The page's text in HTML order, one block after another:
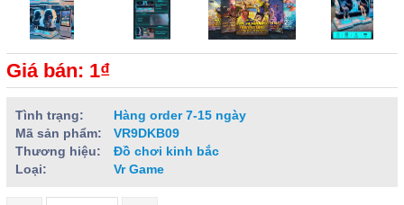
Giá bán: 1₫
Tình trạng:
Hàng order 7-15 ngày
Mã sản phẩm:
VR9DKB09
Thương hiệu:
Đồ chơi kinh bắc
Loại:
Vr Game